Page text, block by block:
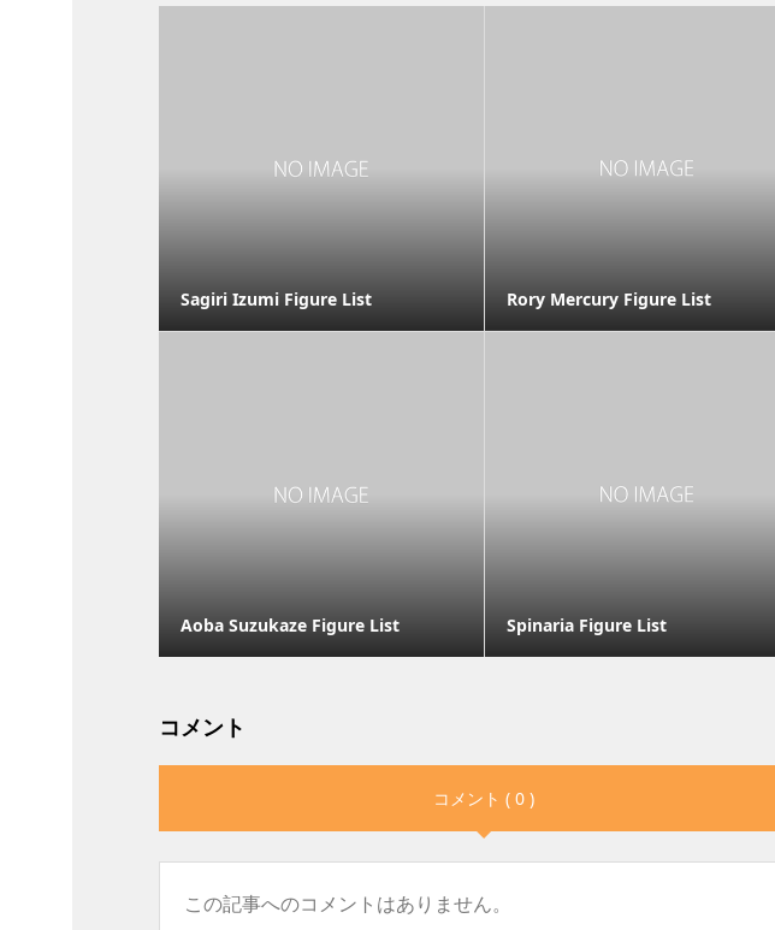
Sagiri Izumi Figure List Rory Mercury Figure List
Aoba Suzukaze Figure List Spinaria Figure List
コメント
コメント ( 0 )
この記事へのコメントはありません。